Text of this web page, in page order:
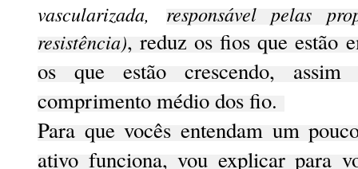
vascularizada,
responsável pelas
resistência), reduz os fios que estão
os que estão crescendo,
comprimento médio dos fio.
Para que vocês entendam um
ativo funciona, vou explicar para